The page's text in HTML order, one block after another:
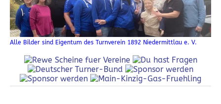
Alle Bilder sind Eigentum des Turnverein 1892 Niedermittlau e. V.